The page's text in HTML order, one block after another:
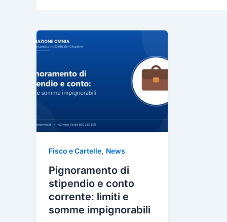
Fisco e Cartelle, News
Pignoramento di
stipendio e conto
corrente: limiti e
somme impignorabili